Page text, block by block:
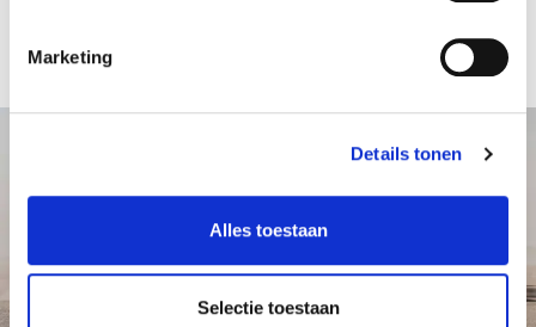
Marketing
Details tonen
Alles toestaan
Selectie toestaan
de baan.